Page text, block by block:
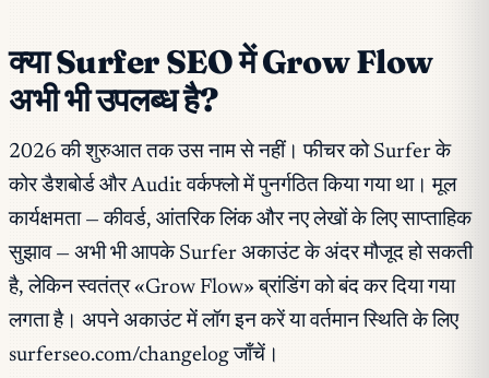
क्या Surfer SEO में Grow Flow
अभी भी उपलब्ध है?
2026 की शुरुआत तक उस नाम से नहीं। फीचर को Surfer के
कोर डैशबोर्ड और Audit वर्कफ्लो में पुनर्गठित किया गया था। मूल
कार्यक्षमता — कीवर्ड, आंतरिक लिंक और नए लेखों के लिए साप्ताहिक
सुझाव — अभी भी आपके Surfer अकाउंट के अंदर मौजूद हो सकती
है, लेकिन स्वतंत्र «Grow Flow» ब्रांडिंग को बंद कर दिया गया
लगता है। अपने अकाउंट में लॉग इन करें या वर्तमान स्थिति के लिए
surferseo.com/changelog जाँचें।